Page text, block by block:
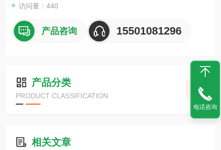
访问量：440
产品咨询 15501081296
产品分类
PRODUCT CLASSIFICATION
相关文章
电话咨询